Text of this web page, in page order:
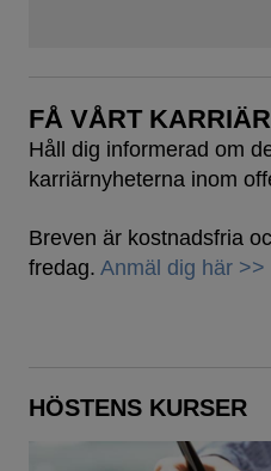
FÅ VÅRT
Håll dig informerad om
karriärnyheterna inom
Breven är kostnadsfria
fredag. Anmäl dig här >>
HÖSTENS KURSER